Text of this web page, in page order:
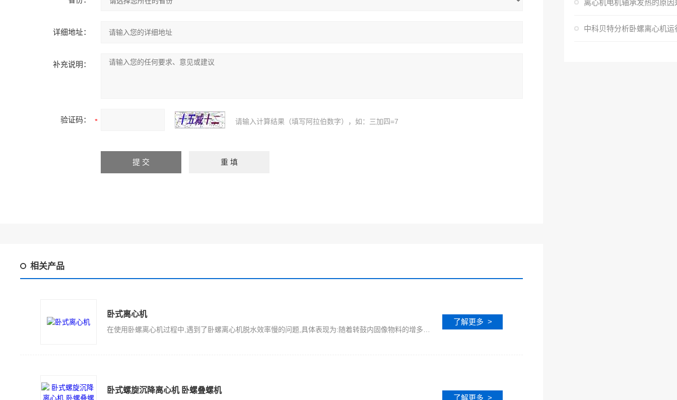
详细地址：
补充说明：
验证码： 请输入计算结果（填写阿拉伯数字），如：三加四=7
相关产品
卧式离心机
了解更多 >
卧式螺旋沉降离心机 卧螺叠螺机
了解更多 >